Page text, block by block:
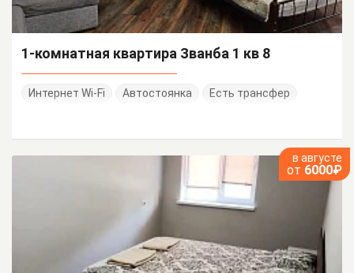
1-комнатная квартира Званба 1 кв 8
Интернет Wi-Fi Автостоянка Есть трансфер
в августе
от 6000₽